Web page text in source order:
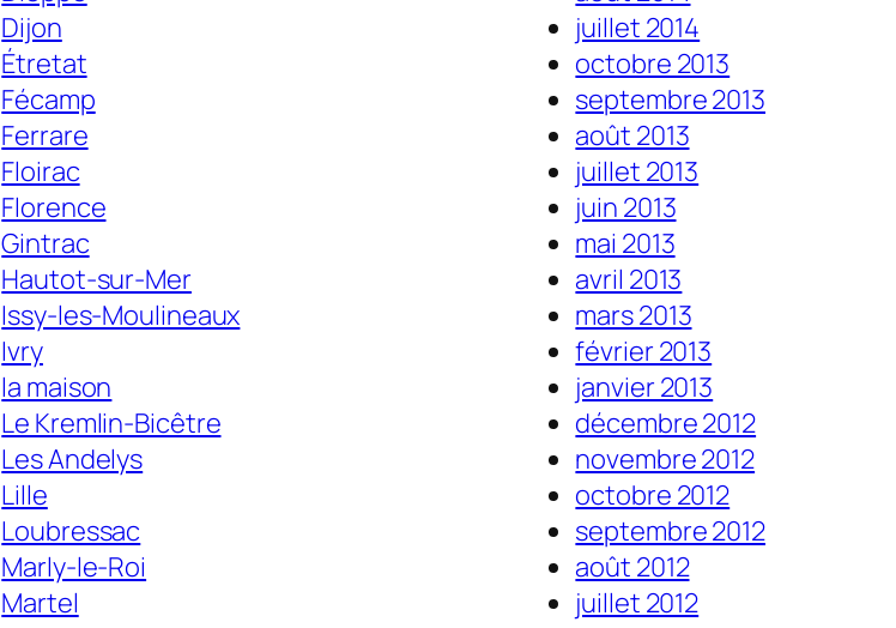
Dijon
Étretat
Fécamp
Ferrare
Floirac
Florence
Gintrac
Hautot-sur-Mer
Issy-les-Moulineaux
Ivry
la maison
Le Kremlin-Bicêtre
Les Andelys
Lille
Loubressac
Marly-le-Roi
Martel
juillet 2014
octobre 2013
septembre 2013
août 2013
juillet 2013
juin 2013
mai 2013
avril 2013
mars 2013
février 2013
janvier 2013
décembre 2012
novembre 2012
octobre 2012
septembre 2012
août 2012
juillet 2012